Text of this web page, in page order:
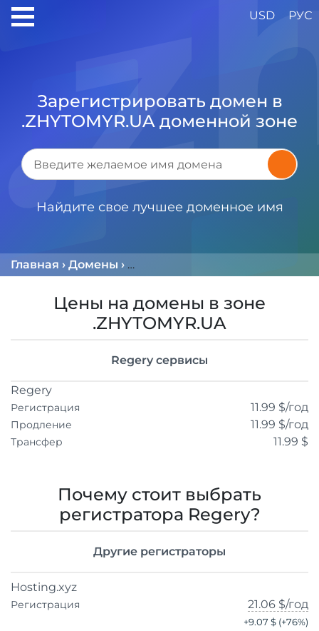
USD РУС
Зарегистрировать домен в
.ZHYTOMYR.UA доменной зоне
Найдите свое лучшее доменное имя
Главная › Домены › Доменная Зона .ZHYTOMYR.UA
Цены на домены в зоне
.ZHYTOMYR.UA
Regery сервисы
Regery
Регистрация 11.99 $/год
Продление 11.99 $/год
Трансфер 11.99 $
Почему стоит выбрать
регистратора Regery?
Другие регистраторы
Hosting.xyz
Регистрация 21.06 $/год
+9.07 $ (+76%)